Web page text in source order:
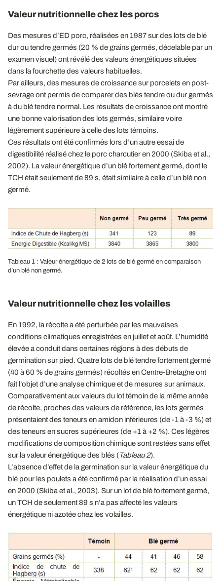
Valeur nutritionnelle chez les porcs
Des mesures d’ED porc, réalisées en 1987 sur des lots de blé
dur ou tendre germés (20 % de grains germés, décelable par un
examen visuel) ont révélé des valeurs énergétiques situées
dans la fourchette des valeurs habituelles.
Par ailleurs, des mesures de croissance sur porcelets en post-
sevrage ont permis de comparer des blés tendre ou dur germés
à du blé tendre normal. Les résultats de croissance ont montré
une bonne valorisation des lots germés, similaire voire
légèrement supérieure à celle des lots témoins.
Ces résultats ont été confirmés lors d’un autre essai de
digestibilité réalisé chez le porc charcutier en 2000 (Skiba et al.,
2002). La valeur énergétique d’un blé fortement germé, dont le
TCH était seulement de 89 s, était similaire à celle d’un blé non
germé.
Tableau 1 : Valeur énergétique de 2 lots de blé germé en comparaison
d’un blé non germé.
Valeur nutritionnelle chez les volailles
En 1992, la récolte a été perturbée par les mauvaises
conditions climatiques enregistrées en juillet et août. L’humidité
élevée a conduit dans certaines régions à des débuts de
germination sur pied. Quatre lots de blé tendre fortement germé
(40 à 60 % de grains germés) récoltés en Centre-Bretagne ont
fait l’objet d’une analyse chimique et de mesures sur animaux.
Comparativement aux valeurs du lot témoin de la même année
de récolte, proches des valeurs de référence, les lots germés
présentaient des teneurs en amidon inférieures (de -1 à -3 %) et
des teneurs en sucres supérieures (de +1 à +2 %). Ces légères
modifications de composition chimique sont restées sans effet
sur la valeur énergétique des blés (Tableau 2).
L’absence d’effet de la germination sur la valeur énergétique du
blé pour les poulets a été confirmé par la réalisation d’un essai
en 2000 (Skiba et al., 2003). Sur un lot de blé fortement germé,
un TCH de seulement 89 s n’a pas affecté les valeurs
énergétique ni azotée chez les volailles.